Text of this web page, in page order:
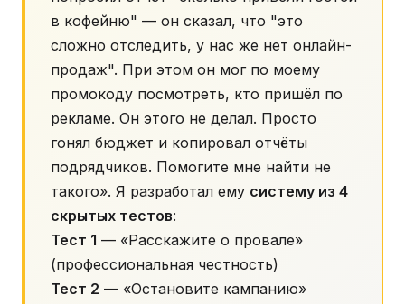
в кофейню" — он сказал, что "это
сложно отследить, у нас же нет онлайн-
продаж". При этом он мог по моему
промокоду посмотреть, кто пришёл по
рекламе. Он этого не делал. Просто
гонял бюджет и копировал отчёты
подрядчиков. Помогите мне найти не
такого». Я разработал ему систему из 4
скрытых тестов:
Тест 1 — «Расскажите о провале»
(профессиональная честность)
Тест 2 — «Остановите кампанию»